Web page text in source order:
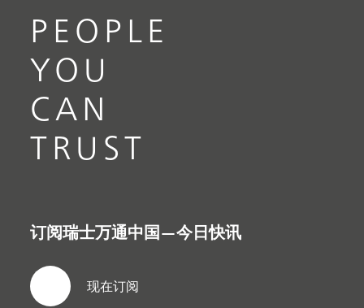
PEOPLE
YOU
CAN
TRUST
订阅瑞士万通中国—今日快讯
现在订阅